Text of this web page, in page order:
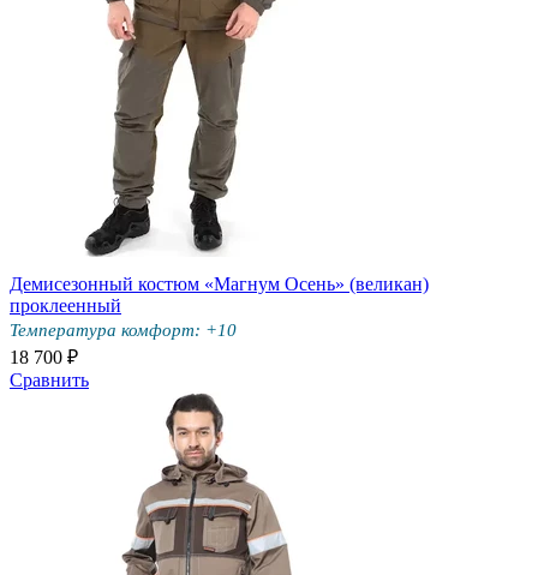
Демисезонный костюм «Магнум Осень» (великан)
проклеенный
Температура комфорт: +10
18 700 ₽
Сравнить